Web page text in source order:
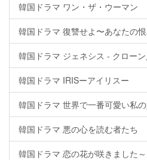
韓国ドラマ ワン・ザ・ウーマン
韓国ドラマ 復讐せよ〜あなたの
韓国ドラマ ジェネシス - クロー
韓国ドラマ IRISーアイリスー
韓国ドラマ 世界で一番可愛い私
韓国ドラマ 悪の心を読む者たち
韓国ドラマ 恋の花が咲きました